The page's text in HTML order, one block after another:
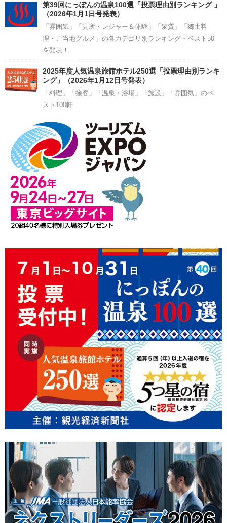
第39回にっぽんの温泉100選「投票理由別ランキング 」
（2026年1月1日号発表）
「雰囲気」「見所・レジャー＆体験」「泉質」「郷土料
理・ご当地グルメ」の各カテゴリ別ランキング・ベスト50
を発表！
2025年度人気温泉旅館ホテル250選「投票理由別ランキ
ング」（2026年1月12日号発表）
「料理」「接客」「温泉・浴場」「施設」「雰囲気」のベ
スト100軒